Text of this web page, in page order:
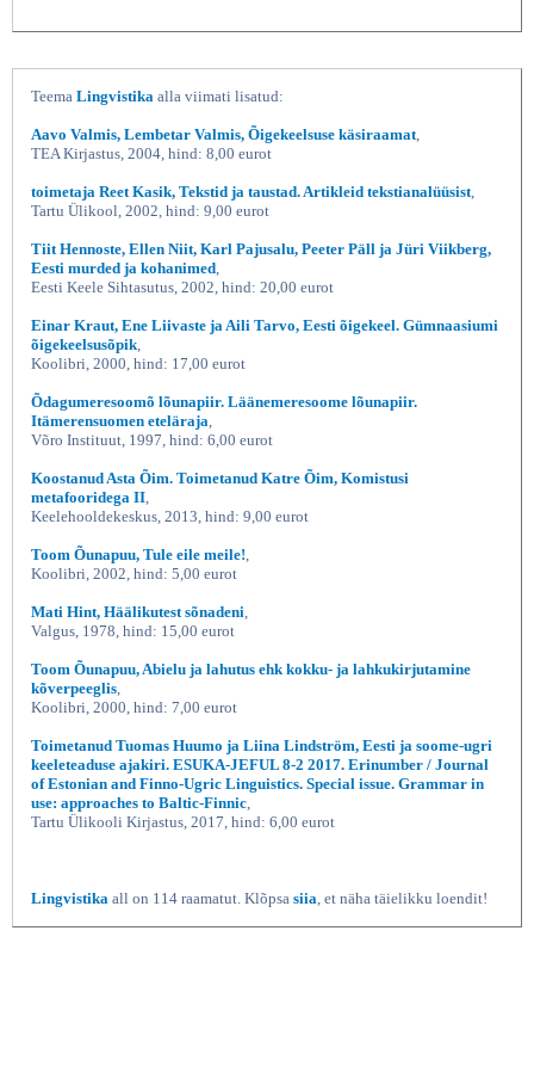
Teema Lingvistika alla viimati lisatud:
Aavo Valmis, Lembetar Valmis, Õigekeelsuse käsiraamat,
TEA Kirjastus, 2004, hind: 8,00 eurot
toimetaja Reet Kasik, Tekstid ja taustad. Artikleid tekstianalüüsist,
Tartu Ülikool, 2002, hind: 9,00 eurot
Tiit Hennoste, Ellen Niit, Karl Pajusalu, Peeter Päll ja Jüri Viikberg,
Eesti murded ja kohanimed,
Eesti Keele Sihtasutus, 2002, hind: 20,00 eurot
Einar Kraut, Ene Liivaste ja Aili Tarvo, Eesti õigekeel. Gümnaasiumi
õigekeelsusõpik,
Koolibri, 2000, hind: 17,00 eurot
Õdagumeresoomõ lõunapiir. Läänemeresoome lõunapiir.
Itämerensuomen eteläraja,
Võro Instituut, 1997, hind: 6,00 eurot
Koostanud Asta Õim. Toimetanud Katre Õim, Komistusi
metafooridega II,
Keelehooldekeskus, 2013, hind: 9,00 eurot
Toom Õunapuu, Tule eile meile!,
Koolibri, 2002, hind: 5,00 eurot
Mati Hint, Häälikutest sõnadeni,
Valgus, 1978, hind: 15,00 eurot
Toom Õunapuu, Abielu ja lahutus ehk kokku- ja lahkukirjutamine
kõverpeeglis,
Koolibri, 2000, hind: 7,00 eurot
Toimetanud Tuomas Huumo ja Liina Lindström, Eesti ja soome-ugri
keeleteaduse ajakiri. ESUKA-JEFUL 8-2 2017. Erinumber / Journal
of Estonian and Finno-Ugric Linguistics. Special issue. Grammar in
use: approaches to Baltic-Finnic,
Tartu Ülikooli Kirjastus, 2017, hind: 6,00 eurot
Lingvistika all on 114 raamatut. Klõpsa siia, et näha täielikku loendit!